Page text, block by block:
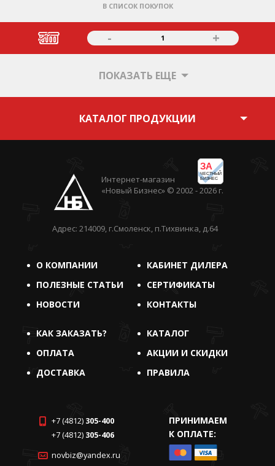
В СПИСОК ПОКУПОК
- 1 +
ПОКАЗАТЬ ЕЩЕ
КАТАЛОГ ПРОДУКЦИИ
ЗА
ЧЕСТНЫЙ
БИЗНЕС
Интернет-магазин
«Новый Бизнес» © 2002 - 2026 г.
Адрес: 214009, г.Смоленск, п.Тихвинка, д.64
О КОМПАНИИ
КАБИНЕТ ДИЛЕРА
ПОЛЕЗНЫЕ СТАТЬИ
СЕРТИФИКАТЫ
НОВОСТИ
КОНТАКТЫ
КАК ЗАКАЗАТЬ?
КАТАЛОГ
ОПЛАТА
АКЦИИ И СКИДКИ
ДОСТАВКА
ПРАВИЛА
+7 (4812) 305-400
+7 (4812) 305-406
novbiz@yandex.ru
ПРИНИМАЕМ
К ОПЛАТЕ: